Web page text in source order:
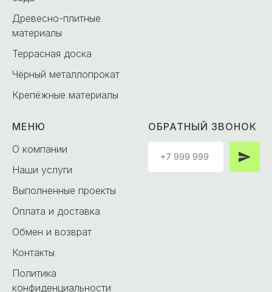
Древесно-плитные
материалы
Террасная доска
Чёрный металлопрокат
Крепёжные материалы
МЕНЮ
О компании
Наши услуги
Выполненные проекты
Оплата и доставка
Обмен и возврат
Контакты
Политика
конфиденциальности
ОБРАТНЫЙ ЗВОНОК